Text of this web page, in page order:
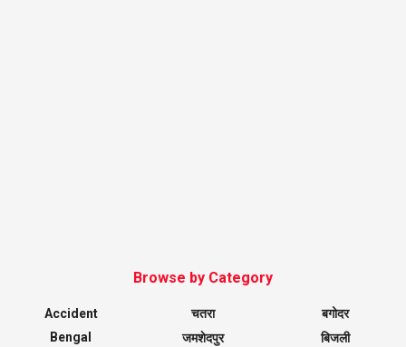
Browse by Category
Accident
Bengal
चतरा
जमशेदपुर
बगोदर
बिजली